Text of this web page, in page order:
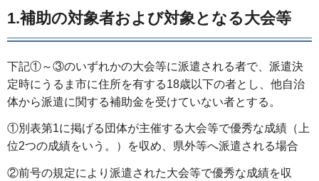
1.補助の対象者および対象となる大会等
下記①～③のいずれかの大会等に派遣される者で、派遣決
定時にうるま市に住所を有する18歳以下の者とし、他自治
体から派遣に関する補助金を受けていない者とする。
①別表第1に掲げる団体が主催する大会等で優秀な成績（上
位2つの成績をいう。）を収め、県外等へ派遣される場合
②前号の規定により派遣された大会等で優秀な成績を収